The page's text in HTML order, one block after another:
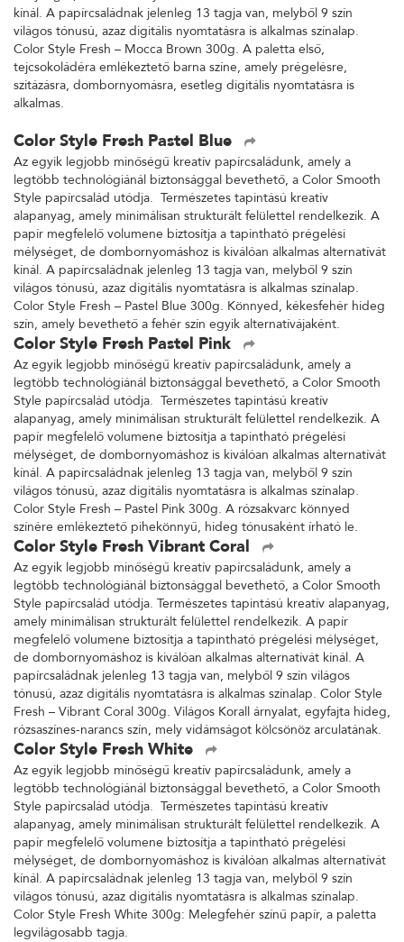
kínál. A papírcsaládnak jelenleg 13 tagja van, melyből 9 szín
világos tónusú, azaz digitális nyomtatásra is alkalmas színalap.
Color Style Fresh – Mocca Brown 300g. A paletta első,
tejcsokoládéra emlékeztető barna színe, amely prégelésre,
szitázásra, dombornyomásra, esetleg digitális nyomtatásra is
alkalmas.
Color Style Fresh Pastel Blue
Az egyik legjobb minőségű kreatív papírcsaládunk, amely a
legtöbb technológiánál biztonsággal bevethető, a Color Smooth
Style papírcsalád utódja. Természetes tapintású kreatív
alapanyag, amely minimálisan strukturált felülettel rendelkezik. A
papír megfelelő volumene biztosítja a tapintható prégelési
mélységet, de dombornyomáshoz is kiválóan alkalmas alternatívát
kínál. A papírcsaládnak jelenleg 13 tagja van, melyből 9 szín
világos tónusú, azaz digitális nyomtatásra is alkalmas színalap.
Color Style Fresh – Pastel Blue 300g. Könnyed, kékesfehér hideg
szín, amely bevethető a fehér szín egyik alternatívájaként.
Color Style Fresh Pastel Pink
Az egyik legjobb minőségű kreatív papírcsaládunk, amely a
legtöbb technológiánál biztonsággal bevethető, a Color Smooth
Style papírcsalád utódja. Természetes tapintású kreatív
alapanyag, amely minimálisan strukturált felülettel rendelkezik. A
papír megfelelő volumene biztosítja a tapintható prégelési
mélységet, de dombornyomáshoz is kiválóan alkalmas alternatívát
kínál. A papírcsaládnak jelenleg 13 tagja van, melyből 9 szín
világos tónusú, azaz digitális nyomtatásra is alkalmas színalap.
Color Style Fresh – Pastel Pink 300g. A rózsakvarc könnyed
színére emlékeztető pihekönnyű, hideg tónusaként írható le.
Color Style Fresh Vibrant Coral
Az egyik legjobb minőségű kreatív papírcsaládunk, amely a
legtöbb technológiánál biztonsággal bevethető, a Color Smooth
Style papírcsalád utódja. Természetes tapintású kreatív alapanyag,
amely minimálisan strukturált felülettel rendelkezik. A papír
megfelelő volumene biztosítja a tapintható prégelési mélységet,
de dombornyomáshoz is kiválóan alkalmas alternatívát kínál. A
papírcsaládnak jelenleg 13 tagja van, melyből 9 szín világos
tónusú, azaz digitális nyomtatásra is alkalmas színalap. Color Style
Fresh – Vibrant Coral 300g. Világos Korall árnyalat, egyfajta hideg,
rózsaszínes-narancs szín, mely vidámságot kölcsönöz arculatának.
Color Style Fresh White
Az egyik legjobb minőségű kreatív papírcsaládunk, amely a
legtöbb technológiánál biztonsággal bevethető, a Color Smooth
Style papírcsalád utódja. Természetes tapintású kreatív
alapanyag, amely minimálisan strukturált felülettel rendelkezik. A
papír megfelelő volumene biztosítja a tapintható prégelési
mélységet, de dombornyomáshoz is kiválóan alkalmas alternatívát
kínál. A papírcsaládnak jelenleg 13 tagja van, melyből 9 szín
világos tónusú, azaz digitális nyomtatásra is alkalmas színalap.
Color Style Fresh White 300g: Melegfehér színű papír, a paletta
legvilágosabb tagja.